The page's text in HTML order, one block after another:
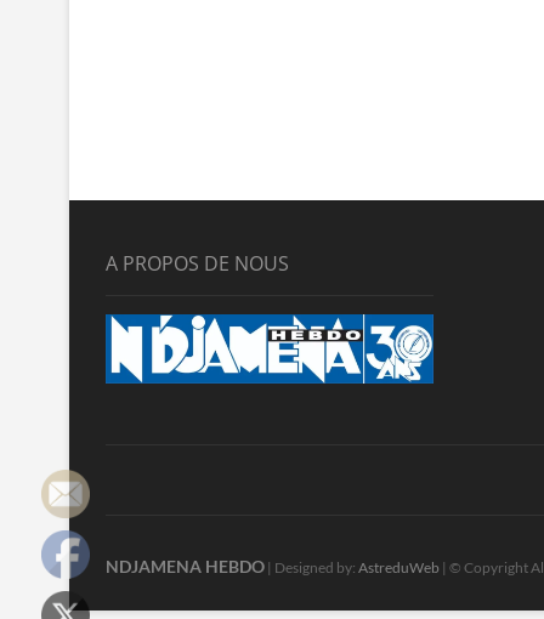
A PROPOS DE NOUS
NDJAMENA HEBDO | Designed by: AstreduWeb | © Copyright